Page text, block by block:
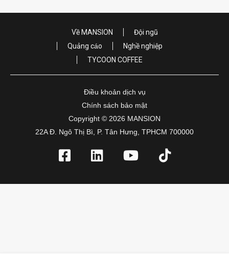
Về MANSION
Đội ngũ
Quảng cáo
Nghề nghiệp
TYCOON COFFEE
Điều khoản dịch vụ
Chính sách bảo mật
Copyright © 2026 MANSION
22A Đ. Ngô Thị Bì, P. Tân Hưng, TPHCM 700000